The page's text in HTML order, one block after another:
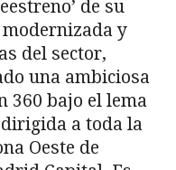
de su
y
del sector,
una ambiciosa
360 bajo el lema
a toda la
Oeste de